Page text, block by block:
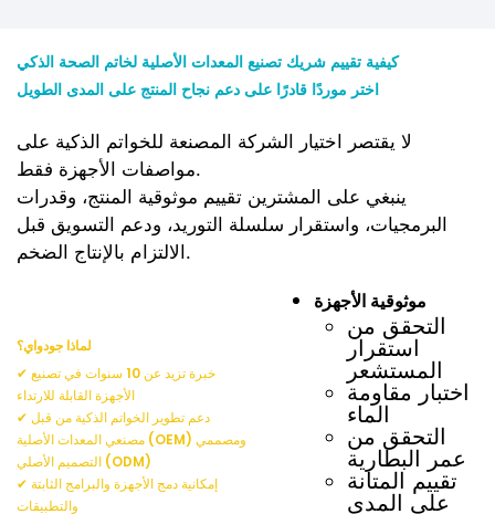
كيفية تقييم شريك تصنيع المعدات الأصلية لخاتم الصحة الذكي
اختر موردًا قادرًا على دعم نجاح المنتج على المدى الطويل
لا يقتصر اختيار الشركة المصنعة للخواتم الذكية على
مواصفات الأجهزة فقط.
ينبغي على المشترين تقييم موثوقية المنتج، وقدرات
البرمجيات، واستقرار سلسلة التوريد، ودعم التسويق قبل
الالتزام بالإنتاج الضخم.
لماذا جودواي؟
✔ خبرة تزيد عن 10 سنوات في تصنيع
الأجهزة القابلة للارتداء
✔ دعم تطوير الخواتم الذكية من قبل
مصنعي المعدات الأصلية (OEM) ومصممي
التصميم الأصلي (ODM)
✔ إمكانية دمج الأجهزة والبرامج الثابتة
والتطبيقات
موثوقية الأجهزة
التحقق من
استقرار
المستشعر
اختبار مقاومة
الماء
التحقق من
عمر البطارية
تقييم المتانة
على المدى